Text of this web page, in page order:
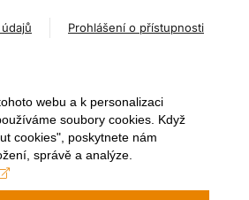
Prohlášení o přístupnosti
webu a k personalizaci
soubory cookies. Když
cookies", poskytnete nám
správě a analýze.